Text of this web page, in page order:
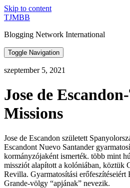
Skip to content
TJMBB
Blogging Network International
Toggle Navigation
szeptember 5, 2021
Jose de
Missions
Jose de Escandon született
Escandont Nuevo Santander
kormányzójaként ismerték. több mint
missziót alapított a kolóniában, köztük
Revilla. Gyarmatosítási erőfeszítéseiért
Grande-völgy “apjának” nevezik.